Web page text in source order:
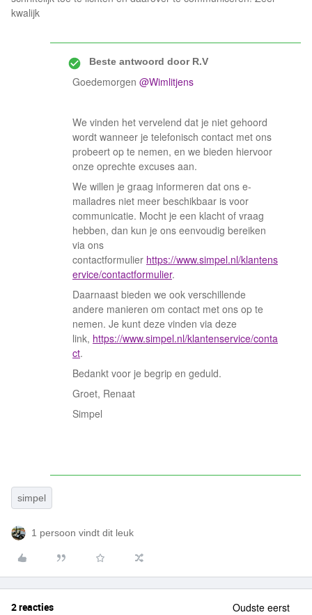
kwalijk
Beste antwoord doorR.V
Goedemorgen ​ @Wimlitjens
We vinden het vervelend dat je niet gehoord
wordt wanneer je telefonisch contact met ons
probeert op te nemen, en we bieden hiervoor
onze oprechte excuses aan.
We willen je graag informeren dat ons e-
mailadres niet meer beschikbaar is voor
communicatie. Mocht je een klacht of vraag
hebben, dan kun je ons eenvoudig bereiken
via ons
contactformulier https://www.simpel.nl/klantens
ervice/contactformulier.
Daarnaast bieden we ook verschillende
andere manieren om contact met ons op te
nemen. Je kunt deze vinden via deze
link, https://www.simpel.nl/klantenservice/conta
ct.
Bedankt voor je begrip en geduld.
Groet, Renaat
Simpel
simpel
1 persoon vindt dit leuk
2 reacties Oudste eerst